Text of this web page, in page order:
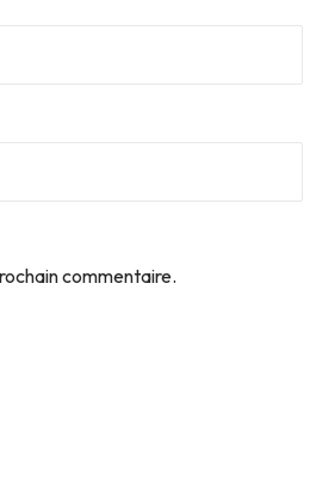
commentaire.